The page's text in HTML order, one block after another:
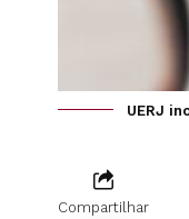
UERJ
Compartilhar